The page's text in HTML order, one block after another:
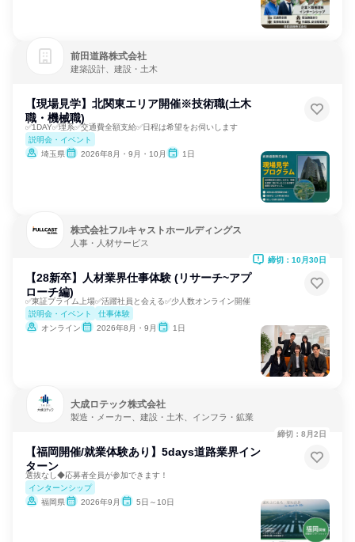
前田道路株式会社
建築設計、建設・土木
【現場見学】北関東エリア開催※技術職(土木
職・機械職)
✅1DAY✅理系✅交通費全額支給✅日程は希望をお伺いします
説明会・イベント
埼玉県
2026年8月・9月・10月 1日
株式会社フルキャストホールディングス
人事・人材サービス
【28新卒】人材業界仕事体験 (リサーチ~アプ
ローチ編)
✅東証プライム上場✅活躍社員と会える✅少人数オンライン開催
説明会・イベント
仕事体験
オンライン
2026年8月・9月 1日
締切：10月30日
大成ロテック株式会社
製造・メーカー、建設・土木、インフラ・鉱業
【福岡開催/就業体験あり】5days道路業界イン
ターン
選抜なし◆応募者全員が参加できます！
インターンシップ
福岡県
2026年9月 5日～10日
締切：8月2日